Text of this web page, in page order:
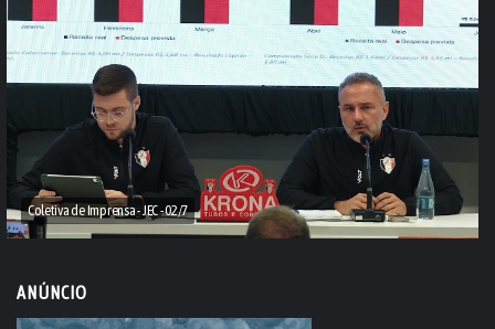
Coletiva de Imprensa - JEC - 02/7
ANÚNCIO